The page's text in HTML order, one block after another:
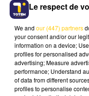
Lecture (4
Le respect de
We and our (447) partners
your consent and/or our
information on a device;
profiles for personalised
advertising; Measure
performance; Understand
of data from different
profiles to personalise